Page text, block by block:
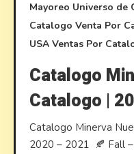
Mayoreo Universo de
Catalogo Venta Por
USA Ventas Por
Catalogo
Catalogo |
Catalogo Minerva
2020 – 2021 🍂 Fall